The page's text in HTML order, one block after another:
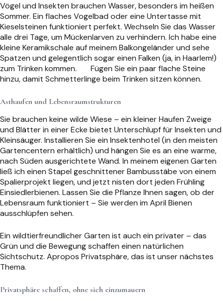
Vögel und Insekten brauchen Wasser, besonders im heißen
Sommer. Ein flaches Vogelbad oder eine Untertasse mit
Kieselsteinen funktioniert perfekt. Wechseln Sie das Wasser
alle drei Tage, um Mückenlarven zu verhindern. Ich habe eine
kleine Keramikschale auf meinem Balkongeländer und sehe
Spatzen und gelegentlich sogar einen Falken (ja, in Haarlem!)
zum Trinken kommen.
Fügen Sie ein paar flache Steine
hinzu, damit Schmetterlinge beim Trinken sitzen können.
Asthaufen und Lebensraumstrukturen
Sie brauchen keine wilde Wiese – ein kleiner Haufen Zweige
und Blätter in einer Ecke bietet Unterschlupf für Insekten und
Kleinsäuger. Installieren Sie ein Insektenhotel (in den meisten
Gartencentern erhältlich) und hängen Sie es an eine warme,
nach Süden ausgerichtete Wand. In meinem eigenen Garten
ließ ich einen Stapel geschnittener Bambusstäbe von einem
Spalierprojekt liegen, und jetzt nisten dort jeden Frühling
Einsiedlerbienen. Lassen Sie die Pflanze Ihnen sagen, ob der
Lebensraum funktioniert – Sie werden im April Bienen
ausschlüpfen sehen.
Ein wildtierfreundlicher Garten ist auch ein privater – das
Grün und die Bewegung schaffen einen natürlichen
Sichtschutz. Apropos Privatsphäre, das ist unser nächstes
Thema.
Privatsphäre schaffen, ohne sich einzumauern